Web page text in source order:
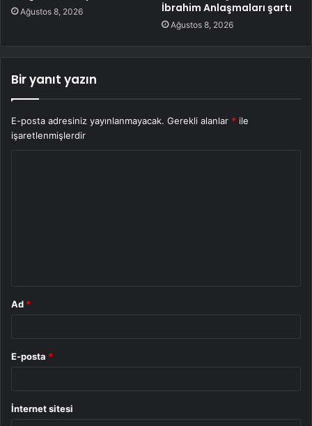
Ağustos 8, 2026
İbrahim Anlaşmaları şartı
Ağustos 8, 2026
Bir yanıt yazın
E-posta adresiniz yayınlanmayacak. Gerekli alanlar * ile
işaretlenmişlerdir
Ad *
E-posta *
İnternet sitesi